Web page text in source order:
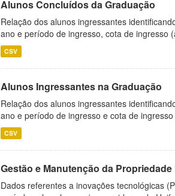
Alunos Concluídos da Graduação
Relação dos alunos ingressantes
ano e período de ingresso, cota de ingresso
CSV
Alunos Ingressantes na Graduação
Relação dos alunos ingressantes
ano e período de ingresso e cota de
CSV
Gestão e Manutenção da
Dados referentes a inovações tecnológicas